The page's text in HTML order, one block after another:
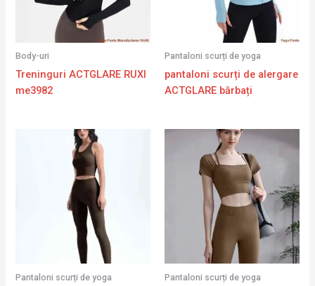
Body-uri
Treninguri ACTGLARE RUXI
me3982
Pantaloni scurți de yoga
pantaloni scurți de alergare
ACTGLARE bărbați
Pantaloni scurți de yoga Pantaloni scurți de yoga